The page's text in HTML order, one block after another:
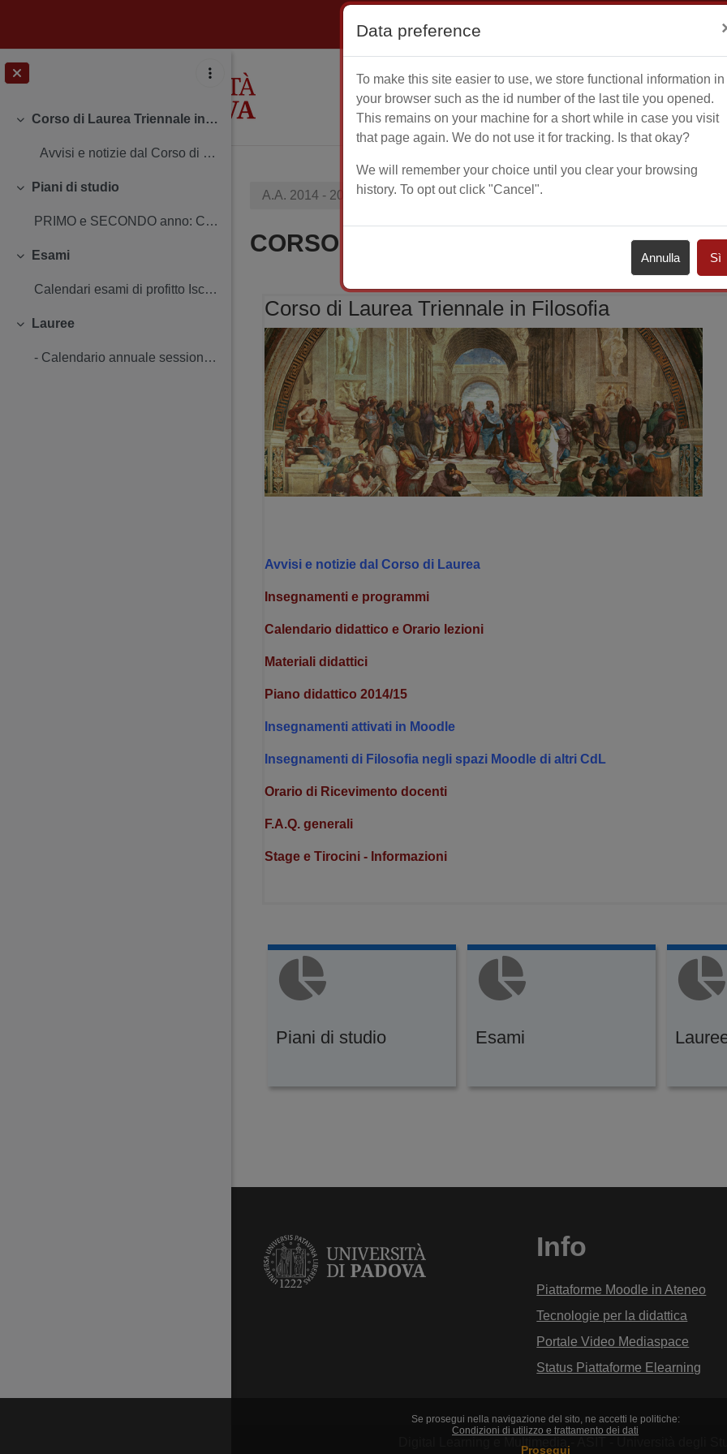
Se prosegui nella navigazione del sito, ne accetti le politiche:
Condizioni di utilizzo e trattamento dei dati
Prosegui
Home
Minimizza
Corso di Laurea Triennale in Filosofia
Avvisi e notizie dal Corso di Laurea Insegname...
Minimizza
Piani di studio
PRIMO e SECONDO anno: Compilazione del piano d...
Minimizza
Esami
Calendari esami di profitto Iscriversi agli esam...
Minimizza
Lauree
- Calendario annuale sessioni di laurea - AA 201...
A.A. 2014 - 2015 Corsi di Laurea Triennale
CORSO DI LAUREA TRIENNALE IN
Corso di Laurea Triennale in Filosofia
Avvisi e notizie dal Corso di Laurea
Insegnamenti e programmi
Calendario didattico e Orario lezioni
Materiali didattici
Piano didattico 2014/15
Insegnamenti attivati in Moodle
Insegnamenti di Filosofia negli spazi Moodle di altri CdL
Orario di Ricevimento docenti
F.A.Q. generali
Stage e Tirocini - Informazioni
Piani di studio Esami
Info
Piattaforme Moodle in Ateneo
Tecnologie per la didattica
Portale Video Mediaspace
Status Piattaforme Elearning
Data preference
To make this site easier to use, we store functional information in
your browser such as the id number of the last tile you opened.
This remains on your machine for a short while in case you visit
that page again. We do not use it for tracking. Is that okay?
We will remember your choice until you clear your browsing
history. To opt out click "Cancel".
Annulla Sì